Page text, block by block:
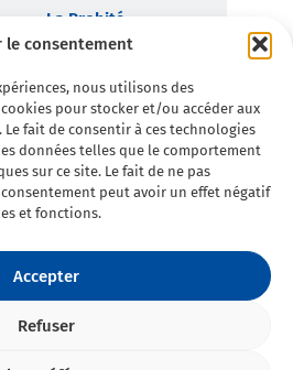
le consentement
nous utilisons des
pour stocker et/ou accéder aux
fait de consentir à ces technologies
données telles que le comportement
sur ce site. Le fait de ne pas
peut avoir un effet négatif
et fonctions.
Accepter
Refuser
La Probité,
boussole
Commun
7 février 2026
- Tous